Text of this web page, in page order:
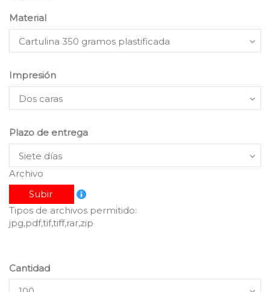
Material
Impresión
Plazo de entrega
Archivo
Subir
Tipos de archivos permitido:
jpg,pdf,tif,tiff,rar,zip
Cantidad